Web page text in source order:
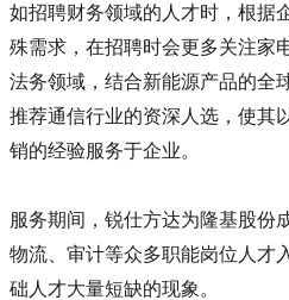
如招聘财务领域的人才时，根据
殊需求，在招聘时会更多关注家
法务领域，结合新能源产品的全
推荐通信行业的资深人选，使其
销的经验服务于企业。
服务期间，锐仕方达为隆基股份
物流、审计等众多职能岗位人才
础人才大量短缺的现象。